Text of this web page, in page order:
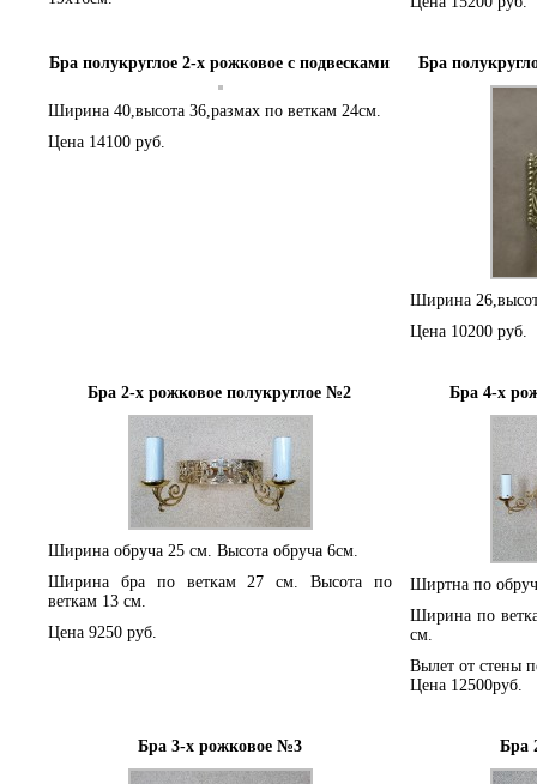
Бра полукруглое 2-х рожковое с подвесками
Ширина 40,высота 36,размах по веткам 24см.
Цена 14100 руб.
Бра
Ширина
Цена 10200 руб.
Бра 2-х рожковое полукруглое №2
Ширина обруча 25 см. Высота обруча 6см.
Ширина бра по веткам 27 см. Высота по
веткам 13 см.
Цена 9250 руб.
Бра 4-х
Ширтна по
Ширина по
см.
Вылет от стены
Цена 12500руб.
Бра 3-х рожковое №3 Бра